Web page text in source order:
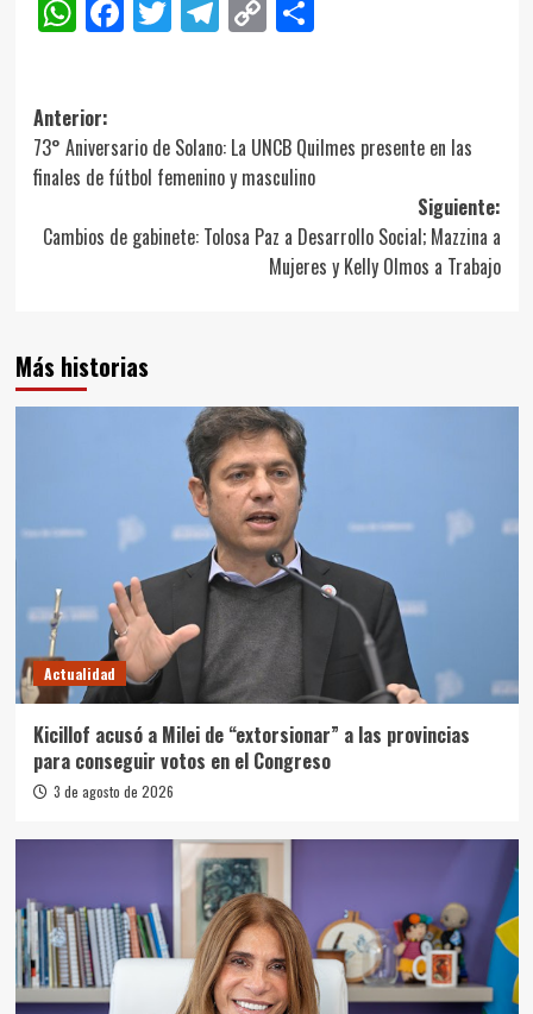
WhatsApp
Facebook
Twitter
Telegram
Copy
Navegación
de
entradas
Anterior:
73° Aniversario de Solano: La UNCB Quilmes presente en las
finales de fútbol femenino y masculino
Siguiente:
Cambios de gabinete: Tolosa Paz a Desarrollo Social; Mazzina a
Mujeres y Kelly Olmos a Trabajo
Más historias
Actualidad
Kicillof acusó a Milei de “extorsionar” a las provincias
para conseguir votos en el Congreso
3 de agosto de 2026